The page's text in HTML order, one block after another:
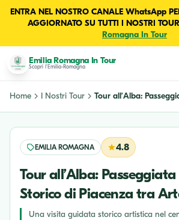
ENTRA NEL NOSTRO CANALE WhatsApp
AGGIORNATO SU TUTTI I NOSTRI
Romagna In Tour
Emilia Romagna In Tour
Scopri l'Emilia-Romagna
Home I Nostri Tour Tour all’Alba:
EMILIA ROMAGNA 4.8
Tour all’Alba:
Storico di Piacenza tra
Una visita guidata storico artistica nel